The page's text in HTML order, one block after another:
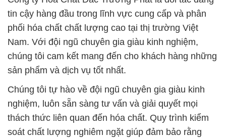
tin cậy hàng đầu trong lĩnh vực cung cấp và phân
phối hóa chất chất lượng cao tại thị trường Việt
Nam. Với đội ngũ chuyên gia giàu kinh nghiệm,
chúng tôi cam kết mang đến cho khách hàng những
sản phẩm và dịch vụ tốt nhất.
Chúng tôi tự hào về đội ngũ chuyên gia giàu kinh
nghiệm, luôn sẵn sàng tư vấn và giải quyết mọi
thách thức liên quan đến hóa chất. Quy trình kiểm
soát chất lượng nghiêm ngặt giúp đảm bảo rằng